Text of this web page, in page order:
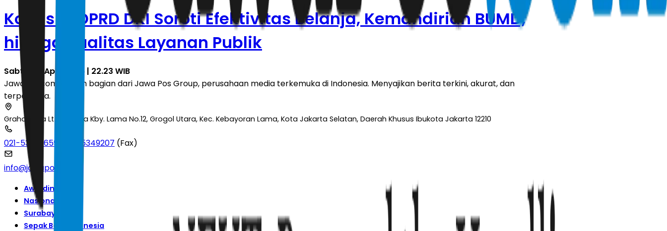
Komisi B DPRD DKI Soroti Efektivitas Belanja, Kemandirian BUMD,
hingga Kualitas Layanan Publik
Sabtu, 25 April 2026 | 22.23 WIB
JawaPos.com adalah bagian dari Jawa Pos Group, perusahaan media terkemuka di Indonesia. Menyajikan berita terkini, akurat, dan
terpercaya.
Graha Pena Lt.2 Jl. Raya Kby. Lama No.12, Grogol Utara, Kec. Kebayoran Lama, Kota Jakarta Selatan, Daerah Khusus Ibukota Jakarta 12210
021-53699659 021-5349207 (Fax)
info@jawapos.com
Awarding
Nasional
Surabaya Raya
Sepak Bola Indonesia